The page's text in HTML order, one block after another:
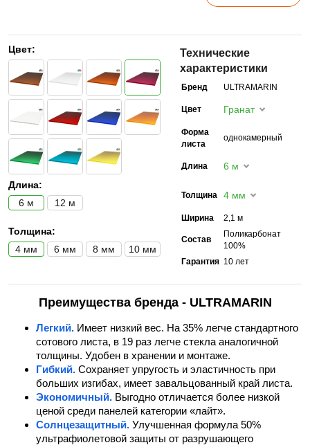
Цвет:
Длина:
6 м
12 м
Толщина:
4 мм
6 мм 8 мм 10 мм
Технические
характеристики
Бренд ULTRAMARIN
Цвет Гранат
Форма
листа
однокамерный
Длина 6 м
Толщина 4 мм
Ширина 2,1 м
Состав
Поликарбонат
100%
Гарантия 10 лет
Преимущества бренда - ULTRAMARIN
Легкий. Имеет низкий вес. На 35% легче стандартного
сотового листа, в 19 раз легче стекла аналогичной
толщины. Удобен в хранении и монтаже.
Гибкий. Сохраняет упругость и эластичность при
больших изгибах, имеет завальцованный край листа.
Экономичный. Выгодно отличается более низкой
ценой среди панелей категории «лайт».
Солнцезащитный. Улучшенная формула 50%
ультрафиолетовой защиты от разрушающего